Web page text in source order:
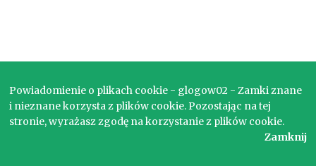
Powiadomienie o plikach cookie - glogow02 - Zamki znane
i nieznane korzysta z plików cookie. Pozostając na tej
stronie, wyrażasz zgodę na korzystanie z plików cookie.
Zamknij